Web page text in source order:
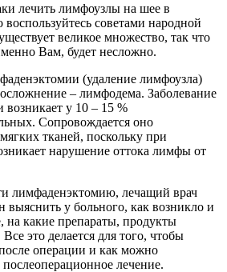
лечить лимфоузлы на шее в
советами народной
великое множество, так что
Вам, будет несложно.
(удаление лимфоузла)
осложнение – лимфодема. Заболевание
возникает у 10 – 15 %
Сопровождается оно
тканей, поскольку при
нарушение оттока лимфы от
лимфаденэктомию, лечащий врач
выяснить у больного, как возникло и
на какие препараты, продукты
это делается для того, чтобы
операции и как можно
послеоперационное лечение.